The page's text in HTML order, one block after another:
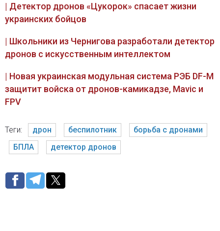
| Детектор дронов «Цукорок» спасает жизни
украинских бойцов
| Школьники из Чернигова разработали детектор
дронов с искусственным интеллектом
| Новая украинская модульная система РЭБ DF-M
защитит войска от дронов-камикадзе, Mavic и
FPV
Теги: дрон беспилотник
борьба с дронами
БПЛА
детектор дронов